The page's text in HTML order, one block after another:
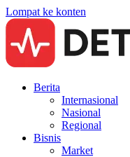
Lompat ke konten
Berita
Internasional
Nasional
Regional
Bisnis
Market